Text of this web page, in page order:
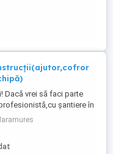
Dacă vrei să faci parte
șantiere în
Grecia lasă-mi un mesaj
detaliile! Sefi de
CU LUNA